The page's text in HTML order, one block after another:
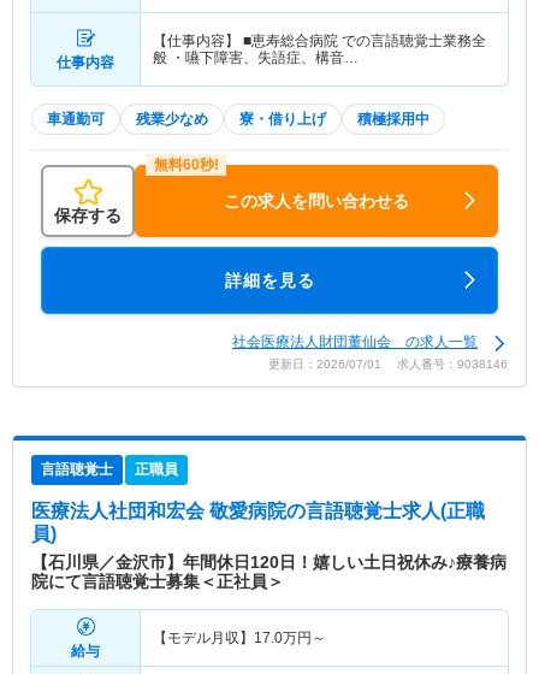
仕事内容
【仕事内容】 ■恵寿総合病院 での言語聴覚士業務全
般 ・嚥下障害、失語症、構音…
車通勤可 残業少なめ 寮・借り上げ 積極採用中
保存する
この求人を問い合わせる
詳細を見る
社会医療法人財団董仙会 の求人一覧
更新日：2026/07/01 求人番号：9038146
言語聴覚士 正職員
医療法人社団和宏会 敬愛病院の言語聴覚士求人(正職
員)
【石川県／金沢市】年間休日120日！嬉しい土日祝休み♪療養病
院にて言語聴覚士募集＜正社員＞
給与
【モデル月収】 17.0万円～